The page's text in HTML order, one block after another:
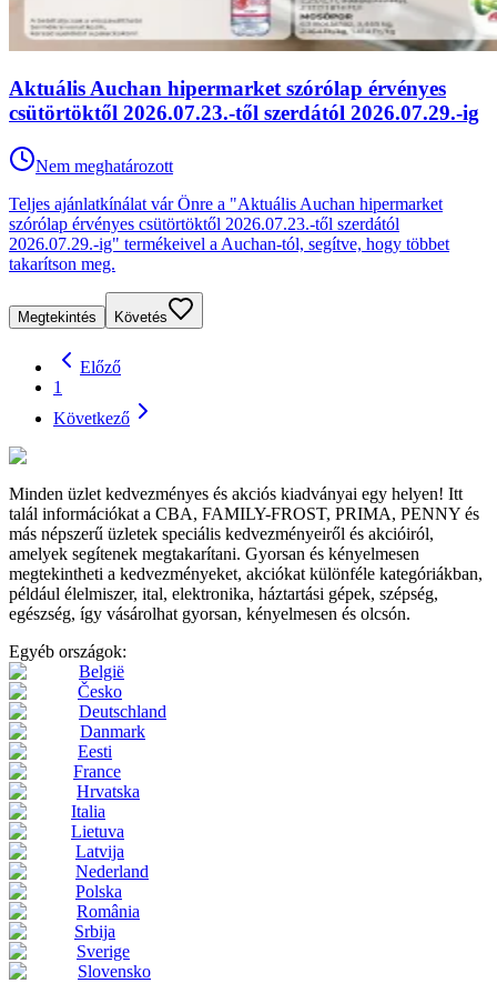
Aktuális Auchan hipermarket szórólap érvényes
csütörtöktől 2026.07.23.-től szerdától 2026.07.29.-ig
Nem meghatározott
Teljes ajánlatkínálat vár Önre a "Aktuális Auchan hipermarket
szórólap érvényes csütörtöktől 2026.07.23.-től szerdától
2026.07.29.-ig" termékeivel a Auchan-tól, segítve, hogy többet
takarítson meg.
Megtekintés Követés
Előző
1
Következő
Minden üzlet kedvezményes és akciós kiadványai egy helyen! Itt
talál információkat a CBA, FAMILY-FROST, PRIMA, PENNY és
más népszerű üzletek speciális kedvezményeiről és akcióiról,
amelyek segítenek megtakarítani. Gyorsan és kényelmesen
megtekintheti a kedvezményeket, akciókat különféle kategóriákban,
például élelmiszer, ital, elektronika, háztartási gépek, szépség,
egészség, így vásárolhat gyorsan, kényelmesen és olcsón.
Egyéb országok:
België
Česko
Deutschland
Danmark
Eesti
France
Hrvatska
Italia
Lietuva
Latvija
Nederland
Polska
România
Srbija
Sverige
Slovensko